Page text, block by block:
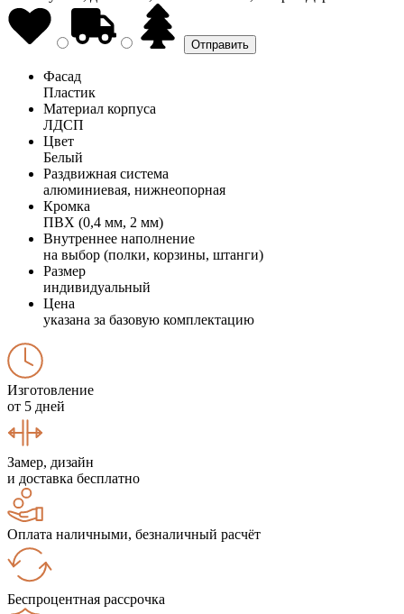
Фасад
Пластик
Материал корпуса
ЛДСП
Цвет
Белый
Раздвижная система
алюминиевая, нижнеопорная
Кромка
ПВХ (0,4 мм, 2 мм)
Внутреннее наполнение
на выбор (полки, корзины, штанги)
Размер
индивидуальный
Цена
указана за базовую комплектацию
Изготовление
от 5 дней
Замер, дизайн
и доставка бесплатно
Оплата наличными, безналичный расчёт
Беспроцентная рассрочка